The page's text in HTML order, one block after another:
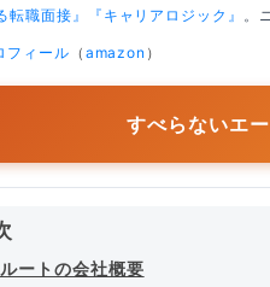
転職面接』
『キャリアロジック』 。
フィール （ amazon ）
すべらないエ
ートの会社概要